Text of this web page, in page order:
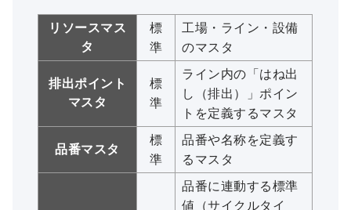
リソースマス
タ
標
準
工場・ライン・設備
のマスタ
排出ポイント
マスタ
標
準
ライン内の「はね出
し（排出）」ポイン
トを定義するマスタ
品番マスタ
標
準
品番や名称を定義す
るマスタ
品番に連動する標準
値（サイクルタイ